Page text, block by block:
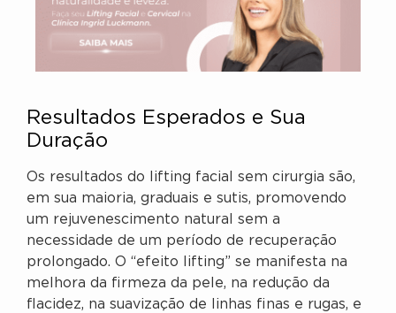
Resultados Esperados e Sua
Duração
Os resultados do lifting facial sem cirurgia são,
em sua maioria, graduais e sutis, promovendo
um rejuvenescimento natural sem a
necessidade de um período de recuperação
prolongado. O “efeito lifting” se manifesta na
melhora da firmeza da pele, na redução da
flacidez, na suavização de linhas finas e rugas, e